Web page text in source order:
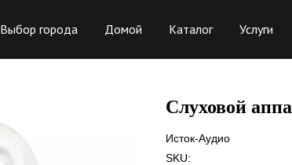
Выбор города Домой Каталог Услуги
Слуховой
Исток-Аудио
SKU: